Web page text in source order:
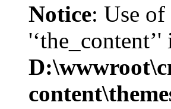
Notice: Use of
'‘the_content’'